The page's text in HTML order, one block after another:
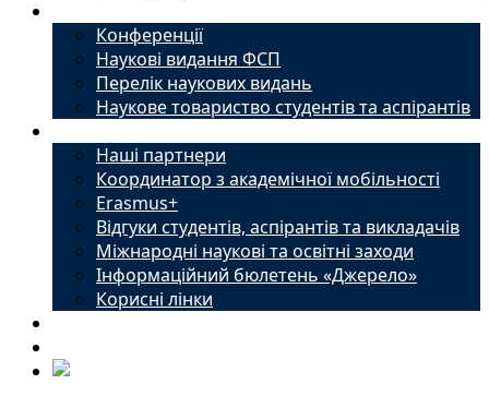
Конференції
Наукові видання ФСП
Перелік наукових видань
Наукове товариство студентів та аспірантів
Наші партнери
Координатор з академічної мобільності
Erasmus+
Відгуки студентів, аспірантів та викладачів
Міжнародні наукові та освітні заходи
Інформаційний бюлетень «Джерело»
Корисні лінки